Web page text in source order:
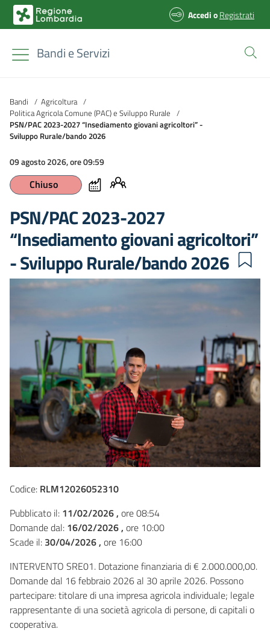
AccedioRegistrati
Bandi e Servizi
Bandi / Agricoltura /
Politica Agricola Comune (PAC) e Sviluppo Rurale /
PSN/PAC 2023-2027 “Insediamento giovani agricoltori” -
Sviluppo Rurale/bando 2026
09 agosto 2026, ore 09:59
Chiuso
PSN/PAC 2023-2027
“Insediamento giovani agricoltori”
- Sviluppo Rurale/bando 2026
Codice: RLM12026052310
Pubblicato il: 11/02/2026 , ore 08:54
Domande dal: 16/02/2026 , ore 10:00
Scade il: 30/04/2026 , ore 16:00
INTERVENTO SRE01. Dotazione finanziaria di € 2.000.000,00.
Domande dal 16 febbraio 2026 al 30 aprile 2026. Possono
partecipare: titolare di una impresa agricola individuale; legale
rappresentante di una società agricola di persone, di capitali o
cooperativa.